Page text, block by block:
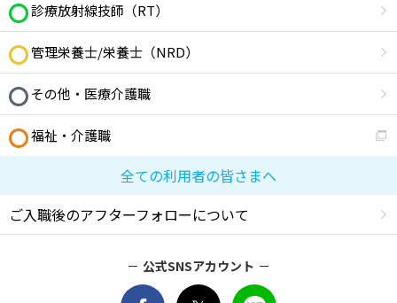
診療放射線技師（RT）
管理栄養士/栄養士（NRD）
その他・医療介護職
福祉・介護職
全ての利用者の皆さまへ
ご入職後のアフターフォローについて
公式SNSアカウント